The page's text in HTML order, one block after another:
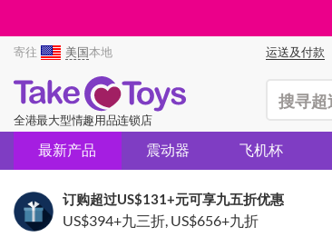
寄往 美国本地 运送及付款
全港最大型情趣用品连锁店
最新产品 震动器 飞机杯
订购超过US$131+元可享九五折优惠
US$394+九三折, US$656+九折